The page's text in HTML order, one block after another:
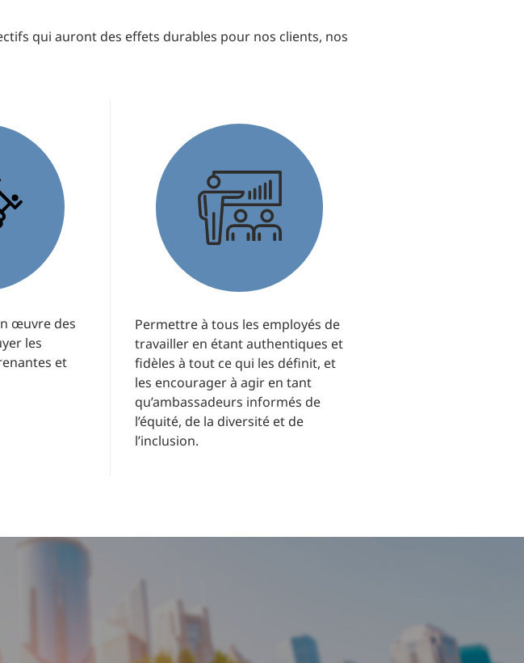
qui auront des effets durables pour nos clients, nos
œuvre des
les
et
Permettre à tous les employés de
travailler en étant authentiques et
fidèles à tout ce qui les définit, et
les encourager à agir en tant
qu’ambassadeurs informés de
l’équité, de la diversité et de
l’inclusion.